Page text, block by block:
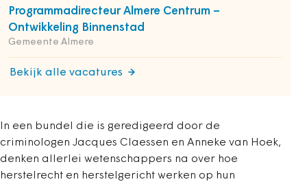
Programmadirecteur Almere Centrum –
Ontwikkeling Binnenstad
Gemeente Almere
Bekijk alle vacatures
In een bundel die is geredigeerd door de
criminologen Jacques Claessen en Anneke van Hoek,
denken allerlei wetenschappers na over hoe
herstelrecht en herstelgericht werken op hun